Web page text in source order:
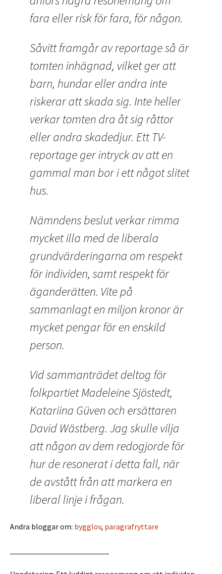
fara eller risk för fara, för någon.
Såvitt framgår av reportage så är
tomten inhägnad, vilket ger att
barn, hundar eller andra inte
riskerar att skada sig. Inte heller
verkar tomten dra åt sig råttor
eller andra skadedjur. Ett TV-
reportage ger intryck av att en
gammal man bor i ett något slitet
hus.
Nämndens beslut verkar rimma
mycket illa med de liberala
grundvärderingarna om respekt
för individen, samt respekt för
äganderätten. Vite på
sammanlagt en miljon kronor är
mycket pengar för en enskild
person.
Vid sammanträdet deltog för
folkpartiet Madeleine Sjöstedt,
Katariina Güven och ersättaren
David Wästberg. Jag skulle vilja
att någon av dem redogjorde för
hur de resonerat i detta fall, när
de avstått från att markera en
liberal linje i frågan.
Andra bloggar om: bygglov, paragrafryttare